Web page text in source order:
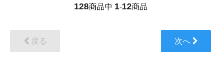
128商品中 1-12商品
戻る 次へ